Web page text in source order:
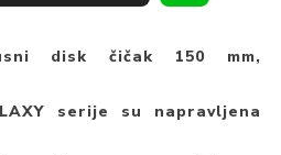
disk čičak 150 mm,
serije su napravljena